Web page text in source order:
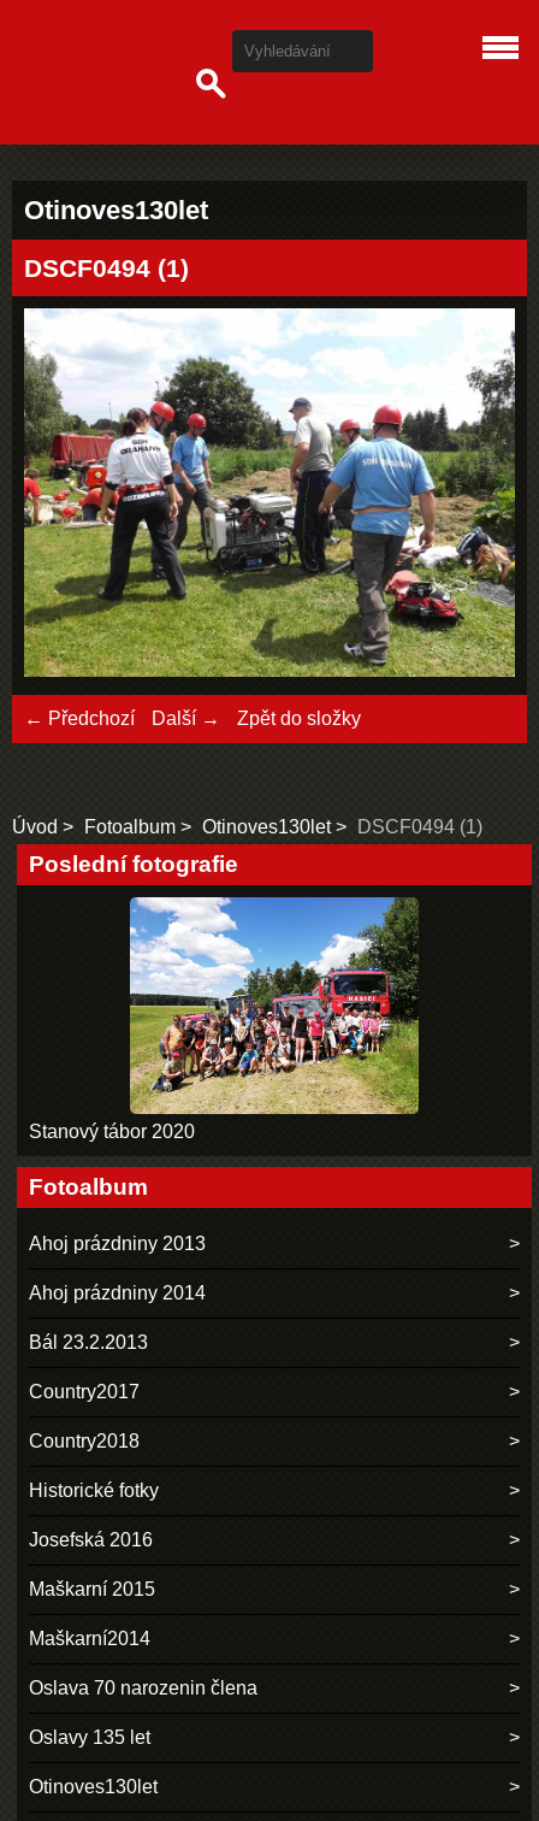
Otinoves130let
DSCF0494 (1)
← Předchozí Další → Zpět do složky
Úvod Fotoalbum Otinoves130let DSCF0494 (1)
Poslední fotografie
Stanový tábor 2020
Fotoalbum
Ahoj prázdniny 2013
Ahoj prázdniny 2014
Bál 23.2.2013
Country2017
Country2018
Historické fotky
Josefská 2016
Maškarní 2015
Maškarní2014
Oslava 70 narozenin člena
Oslavy 135 let
Otinoves130let